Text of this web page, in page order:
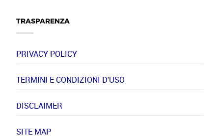
TRASPARENZA
PRIVACY POLICY
TERMINI E CONDIZIONI D'USO
DISCLAIMER
SITE MAP